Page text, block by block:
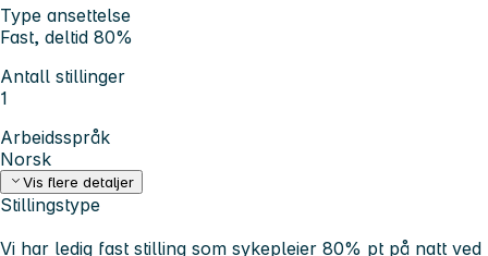
Type ansettelse
Fast, deltid 80%
Antall stillinger
1
Arbeidsspråk
Norsk
Vis flere detaljer
Stillingstype
Vi har ledig fast stilling som sykepleier 80% pt på natt ved